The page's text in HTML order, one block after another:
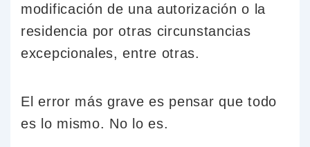
modificación de una autorización o la
residencia por otras circunstancias
excepcionales, entre otras.
El error más grave es pensar que todo
es lo mismo. No lo es.